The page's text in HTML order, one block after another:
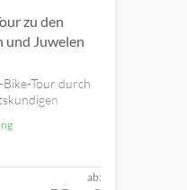
zu den
und Juwelen
Bike-Tour durch
Sie durch die
Wahrzeichen
Sie seine
ab: